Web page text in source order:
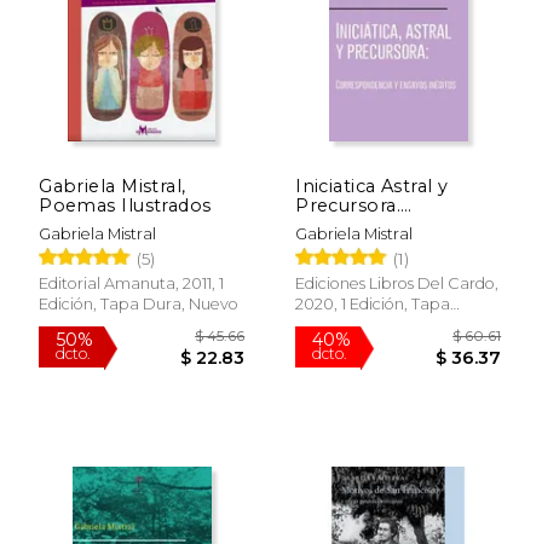
Gabriela Mistral,
Poemas Ilustrados
Gabriela Mistral
(5)
Editorial Amanuta, 2011, 1
Edición, Tapa Dura, Nuevo
Iniciatica Astral y
Precursora.
Correpondencia y
Ensayos Ineditos
Gabriela Mistral
(1)
Ediciones Libros Del Cardo,
2020, 1 Edición, Tapa
Blanda, Nuevo